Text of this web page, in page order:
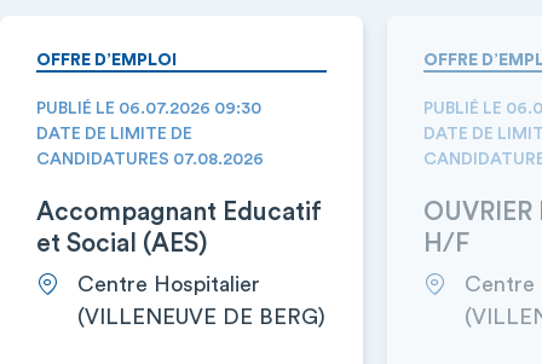
OFFRE D’EMPLOI
PUBLIÉ LE 06.07.2026 09:30
DATE DE LIMITE DE
CANDIDATURES 07.08.2026
Accompagnant Educatif
et Social (AES)
Centre Hospitalier
(VILLENEUVE DE BERG)
OFFRE
PUBLIÉ LE
DATE DE
OUVRIER
H/F
Centre